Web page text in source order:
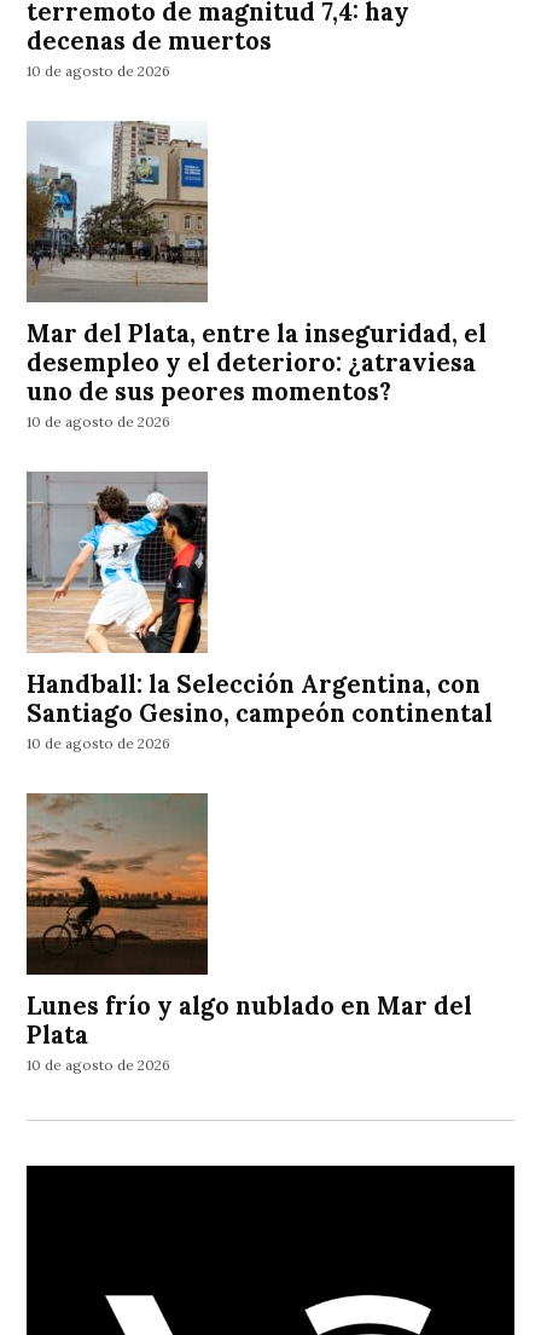
terremoto de magnitud 7,4: hay
decenas de muertos
10 de agosto de 2026
Mar del Plata, entre la inseguridad, el
desempleo y el deterioro: ¿atraviesa
uno de sus peores momentos?
10 de agosto de 2026
Handball: la Selección Argentina, con
Santiago Gesino, campeón continental
10 de agosto de 2026
Lunes frío y algo nublado en Mar del
Plata
10 de agosto de 2026